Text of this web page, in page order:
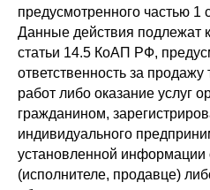
предусмотренного частью
Данные действия подлежат
статьи 14.5 КоАП РФ,
ответственность за
работ либо оказание услуг
гражданином,
индивидуального
установленной информации
(исполнителе, продавце)